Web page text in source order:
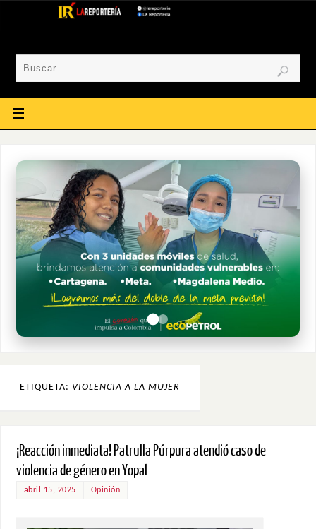
ETIQUETA: VIOLENCIA A LA MUJER
¡Reacción inmediata! Patrulla Púrpura atendió caso de
violencia de género en Yopal
abril 15, 2025 Opinión